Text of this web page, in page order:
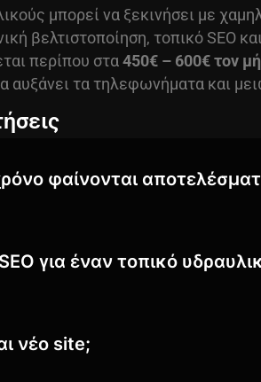
μπορεί να ξεκινήσει με
βελτιστοποίηση, τοπικό SEO
περίπου στα450€ – 600€ τον
αυξάνει τα τηλεφωνήματα και
φαίνονται
για έναν τοπικό
νέο site;